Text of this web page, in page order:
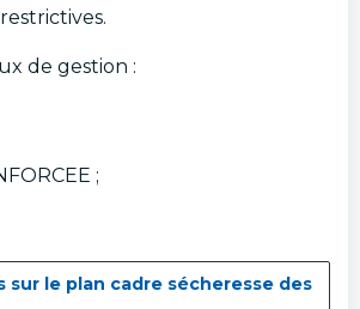
de gestion :
;
sur le plan cadre sécheresse des